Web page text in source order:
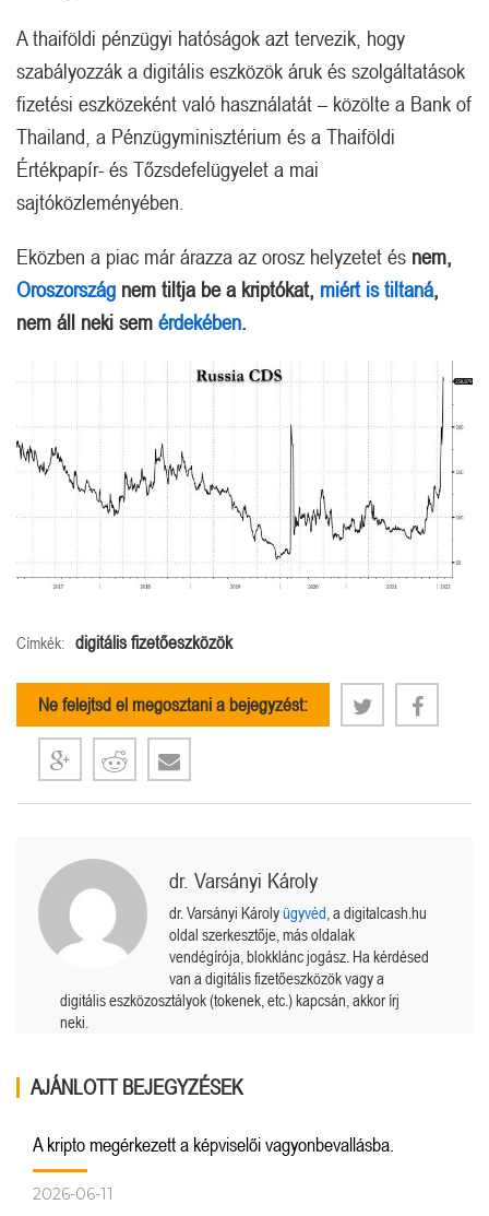
A thaiföldi pénzügyi hatóságok azt tervezik, hogy
szabályozzák a digitális eszközök áruk és szolgáltatások
fizetési eszközeként való használatát – közölte a Bank of
Thailand, a Pénzügyminisztérium és a Thaiföldi
Értékpapír- és Tőzsdefelügyelet a mai
sajtóközleményében.
Eközben a piac már árazza az orosz helyzetet és nem,
Oroszország nem tiltja be a kriptókat, miért is tiltaná,
nem áll neki sem érdekében.
Címkék: digitális fizetőeszközök
Ne felejtsd el megosztani a bejegyzést:
dr. Varsányi Károly
dr. Varsányi Károlyügyvéd , a digitalcash.hu
oldal szerkesztője, más oldalak
vendégírója, blokklánc jogász. Ha kérdésed
van a digitális fizetőeszközök vagy a
digitális eszközosztályok (tokenek, etc.) kapcsán, akkor írj
neki.
AJÁNLOTT BEJEGYZÉSEK
A kripto megérkezett a képviselői vagyonbevallásba.
2026-06-11